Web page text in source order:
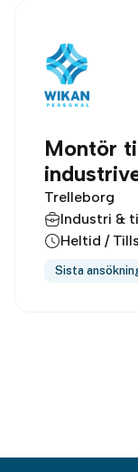
Montör
Trelleborg
Industri &
Heltid /
Sista